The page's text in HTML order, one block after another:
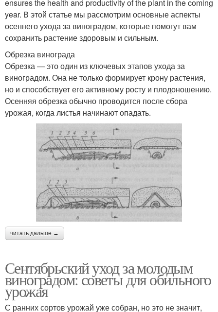
ensures the health and productivity of the plant in the coming
year. В этой статье мы рассмотрим основные аспекты
осеннего ухода за виноградом, которые помогут вам
сохранить растение здоровым и сильным.
Обрезка винограда
Обрезка — это один из ключевых этапов ухода за
виноградом. Она не только формирует крону растения,
но и способствует его активному росту и плодоношению.
Осенняя обрезка обычно проводится после сбора
урожая, когда листья начинают опадать.
читать дальше →
Сентябрьский уход за молодым
виноградом: советы для обильного
урожая
С ранних сортов урожай уже собран, но это не значит,